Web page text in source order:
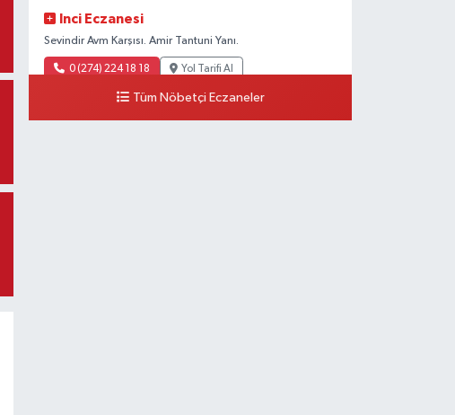
Inci Eczanesi
Sevindir Avm Karşısı. Amir Tantuni Yanı.
0 (274) 224 18 18 Yol Tarifi Al
Tüm Nöbetçi Eczaneler